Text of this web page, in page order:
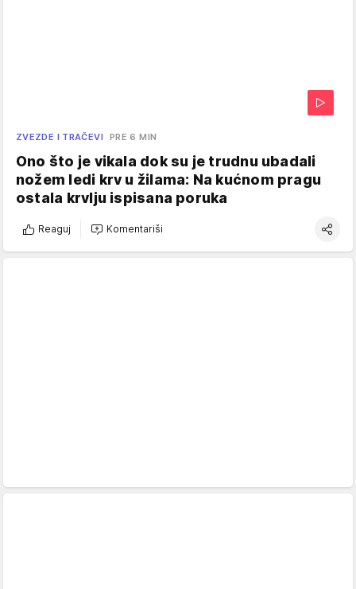
ZVEZDE I TRAČEVI PRE 6 MIN
Ono što je vikala dok su je trudnu ubadali
nožem ledi krv u žilama: Na kućnom pragu
ostala krvlju ispisana poruka
Reaguj Komentariši